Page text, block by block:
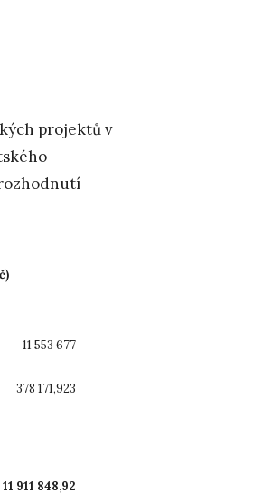
projektů v
11 553 677
378 171,923
11 911 848,92